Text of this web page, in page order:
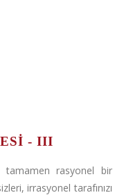
- III
tamamen rasyonel bir
irrasyonel tarafınızı